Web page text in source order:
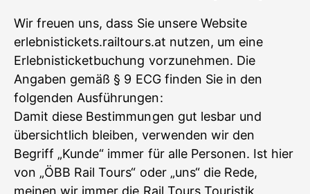
Wir freuen uns, dass Sie unsere Website
erlebnistickets.railtours.at nutzen, um eine
Erlebnisticketbuchung vorzunehmen. Die
Angaben gemäß § 9 ECG finden Sie in den
folgenden Ausführungen:
Damit diese Bestimmungen gut lesbar und
übersichtlich bleiben, verwenden wir den
Begriff „Kunde“ immer für alle Personen. Ist hier
von „ÖBB Rail Tours“ oder „uns“ die Rede,
meinen wir immer die Rail Tours Touristik